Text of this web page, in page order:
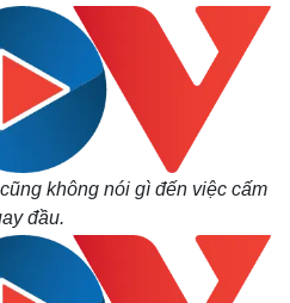
không nói gì đến việc cấm
đầu.